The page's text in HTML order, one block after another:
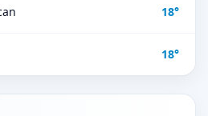
18°
18°